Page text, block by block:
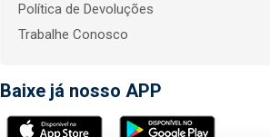
Política de Devoluções
Trabalhe Conosco
Baixe já nosso APP